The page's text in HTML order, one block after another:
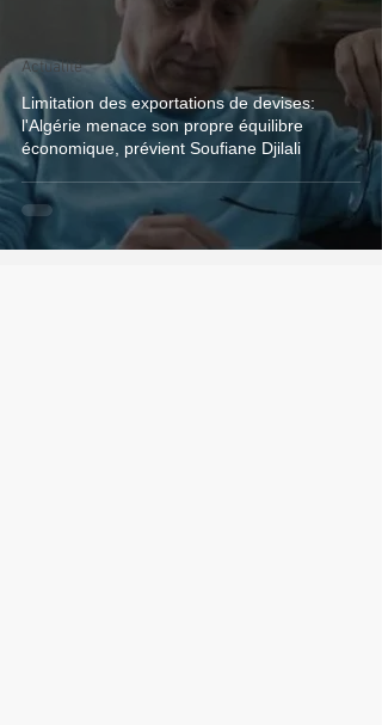
Limitation des exportations de devises:
l'Algérie menace son propre équilibre
économique, prévient Soufiane Djilali
Actualité